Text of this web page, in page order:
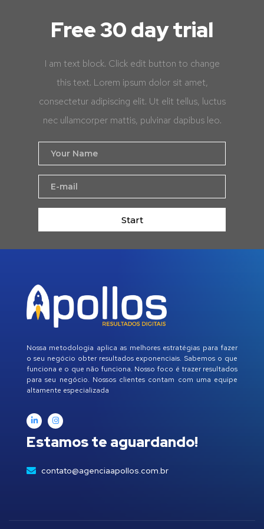
Free 30 day trial
I am text block. Click edit button to change
this text. Lorem ipsum dolor sit amet,
consectetur adipiscing elit. Ut elit tellus, luctus
nec ullamcorper mattis, pulvinar dapibus leo.
Start
Nossa metodologia aplica as melhores estratégias para fazer
o seu negócio obter resultados exponenciais. Sabemos o que
funciona e o que não funciona. Nosso foco é trazer resultados
para seu negócio. Nossos clientes contam com uma equipe
altamente especializada
Estamos te aguardando!
contato@agenciaapollos.com.br